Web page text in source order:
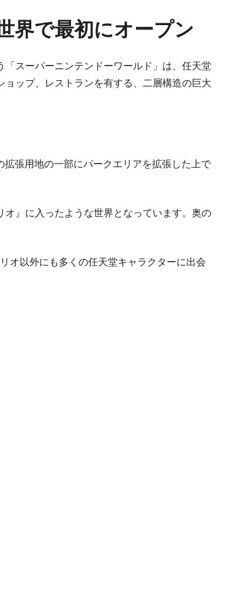
界で最初にオープン
スーパーニンテンドーワールド」は、任天堂
ップ、レストランを有する、二層構造の巨大
張用地の一部にパークエリアを拡張した上で
』に入ったような世界となっています。奥の
オ以外にも多くの任天堂キャラクターに出会